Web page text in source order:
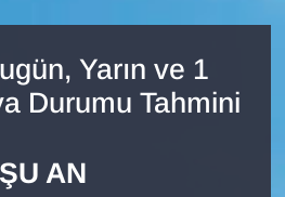
Yarın ve 1
Durumu Tahmini
ŞU AN
ve Fikstür